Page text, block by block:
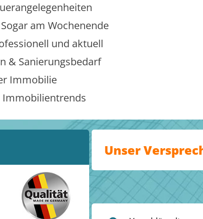
Sogar am Wochenende
und aktuell
& Sanierungsbedarf
Immobilie
Immobilientrends
Unser